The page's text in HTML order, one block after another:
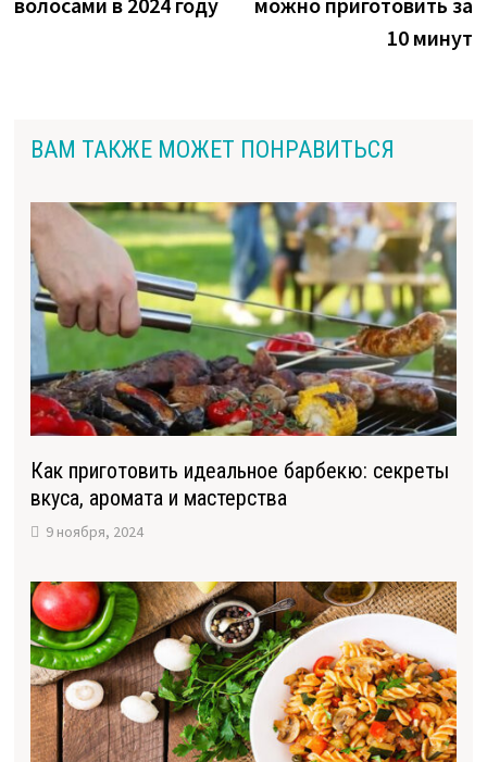
10 минут
ВАМ ТАКЖЕ МОЖЕТ ПОНРАВИТЬСЯ
Как приготовить идеальное барбекю: секреты
вкуса, аромата и мастерства
9 ноября, 2024